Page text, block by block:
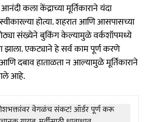
कला केंद्राच्या मूर्तिकाराने यंदा
होत्या. शहरात आणि आसपासच्या
संख्येने बुकिंग केल्यामुळे वर्कशॉपमध्ये
झाला. एकट्याने हे सर्व काम पूर्ण करणे
दबाव हाताळता न आल्यामुळे मूर्तिकाराने
आहे.